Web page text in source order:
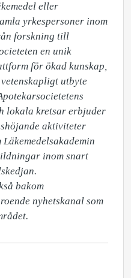
eller
yrkespersoner inom
forskning till
en unik
för ökad kunskap,
utbyte
lokala kretsar erbjuder
aktiviteter
inom snart
bakom
nyhetskanal som